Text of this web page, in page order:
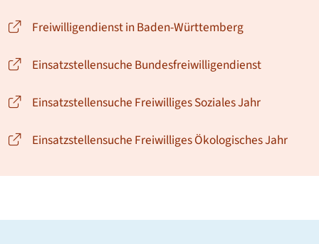
Freiwilligendienst in Baden-Württemberg
Einsatzstellensuche Bundesfreiwilligendienst
Einsatzstellensuche Freiwilliges Soziales Jahr
Einsatzstellensuche Freiwilliges Ökologisches Jahr